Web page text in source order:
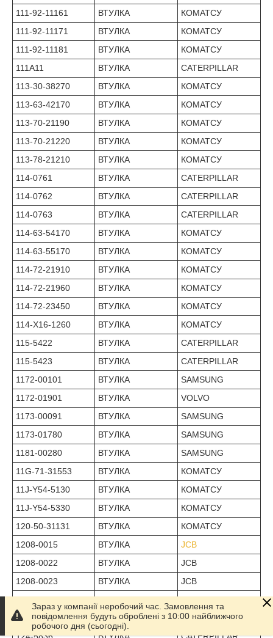
111-92-11161
ВТУЛКА
КОМАТСУ
111-92-11171
ВТУЛКА
КОМАТСУ
111-92-11181
ВТУЛКА
КОМАТСУ
111A11
ВТУЛКА
CATERPILLAR
113-30-38270
ВТУЛКА
КОМАТСУ
113-63-42170
ВТУЛКА
КОМАТСУ
113-70-21190
ВТУЛКА
КОМАТСУ
113-70-21220
ВТУЛКА
КОМАТСУ
113-78-21210
ВТУЛКА
КОМАТСУ
114-0761
ВТУЛКА
CATERPILLAR
114-0762
ВТУЛКА
CATERPILLAR
114-0763
ВТУЛКА
CATERPILLAR
114-63-54170
ВТУЛКА
КОМАТСУ
114-63-55170
ВТУЛКА
КОМАТСУ
114-72-21910
ВТУЛКА
КОМАТСУ
114-72-21960
ВТУЛКА
КОМАТСУ
114-72-23450
ВТУЛКА
КОМАТСУ
114-X16-1260
ВТУЛКА
КОМАТСУ
115-5422
ВТУЛКА
CATERPILLAR
115-5423
ВТУЛКА
CATERPILLAR
1172-00101
ВТУЛКА
SAMSUNG
1172-01901
ВТУЛКА
VOLVO
1173-00091
ВТУЛКА
SAMSUNG
1173-01780
ВТУЛКА
SAMSUNG
1181-00280
ВТУЛКА
SAMSUNG
11G-71-31553
ВТУЛКА
КОМАТСУ
11J-Y54-5130
ВТУЛКА
КОМАТСУ
11J-Y54-5330
ВТУЛКА
КОМАТСУ
120-50-31131
ВТУЛКА
КОМАТСУ
1208-0015
ВТУЛКА
JCB
1208-0022
ВТУЛКА
JCB
1208-0023
ВТУЛКА
JCB
1208-0031
ВТУЛКА
JCB
120-Y46-5350
ВТУЛКА
КОМАТСУ
Зараз у компанії неробочий час. Замовлення та
повідомлення будуть оброблені з 10:00 найближчого
робочого дня (сьогодні).